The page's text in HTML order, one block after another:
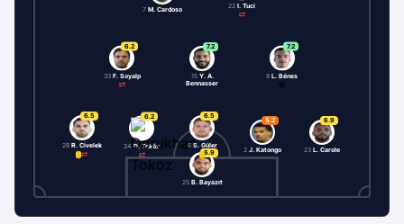
6.9
25 B. Bayazıt
6.5
28 R. Civelek
6.2
24 D. Toköz
6.5
6 S. Güler
5.2
2 J. Katongo
6.9
23 L. Carole
6.2
33 F. Soyalp
7.2
15 Y. A.
Bennasser
7.2
8 L. Bénes
7 M. Cardoso 22 I. Tuci